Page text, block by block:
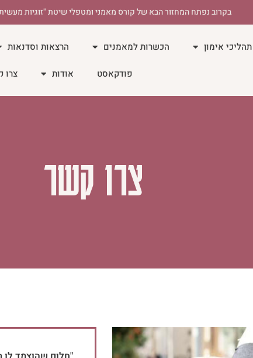
בקרוב נפתח המחזור הבא של קורס מאמני ומטפלי שיטת "זוגיות
תהליכי אימון הכשרות למאמנים הרצאות וסדנאות
פודקאסט אודות צרו
צרו קשר